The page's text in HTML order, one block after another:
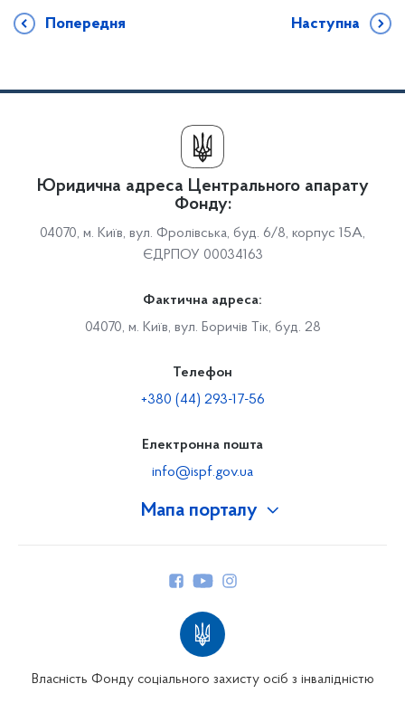
Попередня Наступна
Мапа порталу
Юридична адреса Центрального апарату
Фонду:
04070, м. Київ, вул. Фролівська, буд. 6/8, корпус 15А,
ЄДРПОУ 00034163
Фактична адреса:
04070, м. Київ, вул. Боричів Тік, буд. 28
Телефон
+380 (44) 293-17-56
Електронна пошта
info@ispf.gov.ua
Власність Фонду соціального захисту осіб з інвалідністю